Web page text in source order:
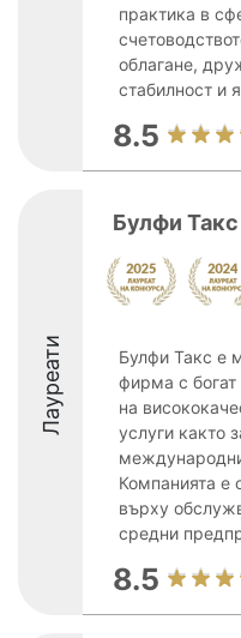
практика в
облагане,
стабилност и
8.5
Лауреати
Булфи Такс
Булфи Такс е
фирма с богат
на
услуги както
Компанията е
върху
средни
8.5